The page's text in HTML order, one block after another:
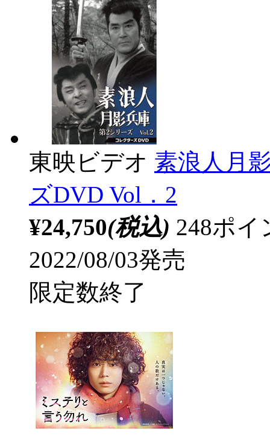
東映ビデオ 素浪人月
ズDVD Vol．2
¥24,750(税込) 248ポ
2022/08/03発売
限定数終了